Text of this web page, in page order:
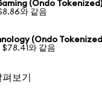
(Ondo Tokenized)
와 같음
(Ondo
$78.41와 같음
보기